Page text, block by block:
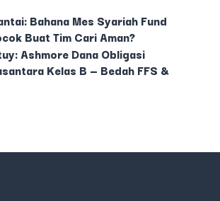
Bahana Mes Syariah Fund
Buat Tim Cari Aman?
Ashmore Dana Obligasi
Kelas B — Bedah FFS &